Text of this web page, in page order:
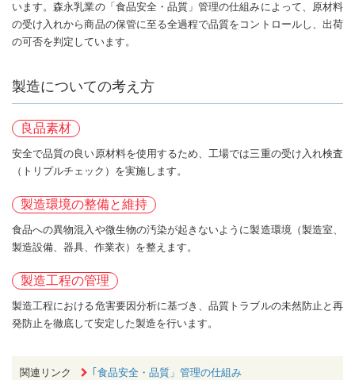
います。森永乳業の「食品安全・品質」管理の仕組みによって、原材料
の受け入れから商品の保管に至る全過程で品質をコントロールし、出荷
の可否を判定しています。
製造についての考え方
良品素材
安全で品質の良い原材料を使用するため、工場では三重の受け入れ検査
（トリプルチェック）を実施します。
製造環境の整備と維持
食品への異物混入や微生物の汚染が起きないように製造環境（製造室、
製造設備、器具、作業衣）を整えます。
製造工程の管理
製造工程における危害要因分析に基づき、品質トラブルの未然防止と再
発防止を徹底して安定した製造を行います。
関連リンク ｢食品安全・品質」管理の仕組み